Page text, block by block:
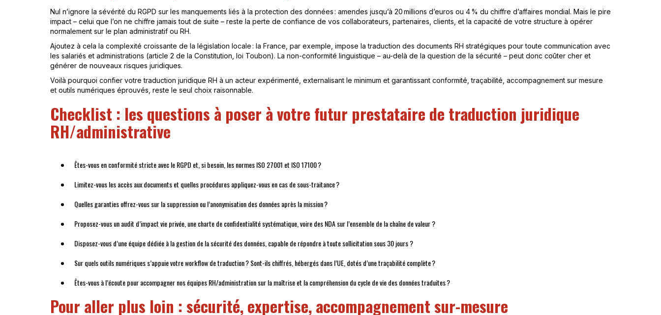
Nul n’ignore la sévérité du RGPD sur les manquements liés à la protection des données : amendes jusqu’à 20 millions d’euros ou 4 % du chiffre d’affaires mondial. Mais le pire
impact – celui que l’on ne chiffre jamais tout de suite – reste la perte de confiance de vos collaborateurs, partenaires, clients, et la capacité de votre structure à opérer
normalement sur le plan administratif ou RH.
Ajoutez à cela la complexité croissante de la législation locale : la France, par exemple, impose la traduction des documents RH stratégiques pour toute communication avec
les salariés et administrations (article 2 de la Constitution, loi Toubon). La non-conformité linguistique – au-delà de la question de la sécurité – peut donc coûter cher et
générer de nouveaux risques juridiques.
Voilà pourquoi confier votre traduction juridique RH à un acteur expérimenté, externalisant le minimum et garantissant conformité, traçabilité, accompagnement sur mesure
et outils numériques éprouvés, reste le seul choix raisonnable.
Checklist : les questions à poser à votre futur prestataire de traduction juridique
RH/administrative
Êtes-vous en conformité stricte avec le RGPD et, si besoin, les normes ISO 27001 et ISO 17100 ?
Limitez-vous les accès aux documents et quelles procédures appliquez-vous en cas de sous-traitance ?
Quelles garanties offrez-vous sur la suppression ou l’anonymisation des données après la mission ?
Proposez-vous un audit d’impact vie privée, une charte de confidentialité systématique, voire des NDA sur l’ensemble de la chaîne de valeur ?
Disposez-vous d’une équipe dédiée à la gestion de la sécurité des données, capable de répondre à toute sollicitation sous 30 jours ?
Sur quels outils numériques s’appuie votre workflow de traduction ? Sont-ils chiffrés, hébergés dans l’UE, dotés d’une traçabilité complète ?
Êtes-vous à l’écoute pour accompagner nos équipes RH/administration sur la maîtrise et la compréhension du cycle de vie des données traduites ?
Pour aller plus loin : sécurité, expertise, accompagnement sur-mesure